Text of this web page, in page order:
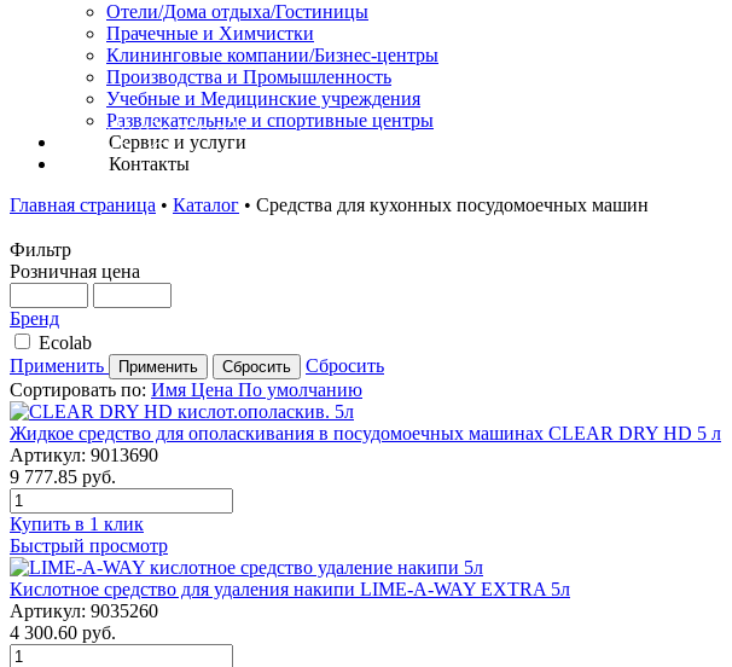
Отели/Дома отдыха/Гостиницы
Прачечные и Химчистки
Клининговые компании/Бизнес-центры
Производства и Промышленность
Учебные и Медицинские учреждения
Развлекательные и спортивные центры
Сервис и услуги
Контакты
Главная страница • Каталог • Средства для кухонных посудомоечных машин
Фильтр
Розничная цена
Бренд
Ecolab
Применить
Сбросить
Сортировать по: Имя Цена По умолчанию
Жидкое средство для ополаскивания в посудомоечных машинах CLEAR DRY HD 5 л
Артикул: 9013690
9 777.85 руб.
Купить в 1 клик
Быстрый просмотр
Кислотное средство для удаления накипи LIME-A-WAY EXTRA 5л
Артикул: 9035260
4 300.60 руб.